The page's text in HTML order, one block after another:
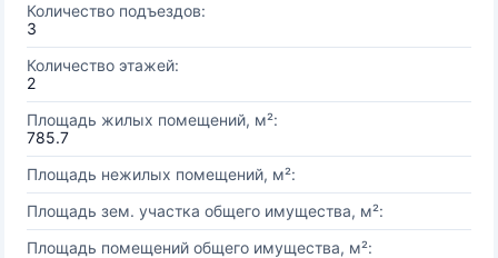
Количество подъездов:
3
Количество этажей:
2
Площадь жилых помещений, м²:
785.7
Площадь нежилых помещений, м²:
Площадь зем. участка общего имущества, м²:
Площадь помещений общего имущества, м²: